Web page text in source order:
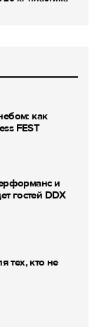
как
FEST
и
гостей DDX
тех, кто не